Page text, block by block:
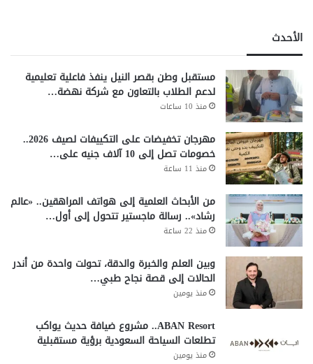
الأحدث
مستقبل وطن بقصر النيل ينفذ فاعلية تعليمية
لدعم الطلاب بالتعاون مع شركة نهضة…
منذ 10 ساعات
مهرجان تخفيضات على التكييفات لصيف 2026..
خصومات تصل إلى 10 آلاف جنيه على…
منذ 11 ساعة
من الأبحاث العلمية إلى هواتف المراهقين.. «عالم
رشاد».. رسالة ماجستير تتحول إلى أول…
منذ 22 ساعة
وبين العلم والخبرة والدقة، تحولت واحدة من أندر
الحالات إلى قصة نجاح طبي…
منذ يومين
ABAN Resort.. مشروع ضيافة حديث يواكب
تطلعات السياحة السعودية برؤية مستقبلية
منذ يومين